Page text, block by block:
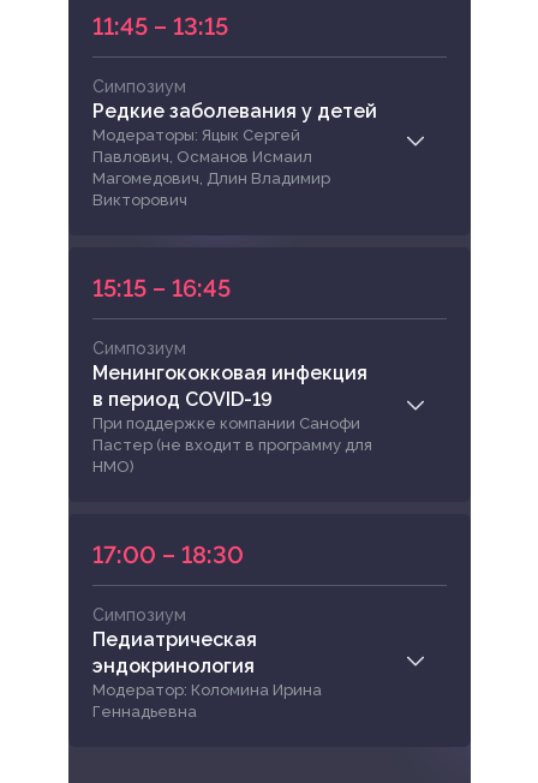
11:45 – 13:15
Симпозиум
Редкие заболевания у детей
Модераторы: Яцык Сергей
Павлович, Османов Исмаил
Магомедович, Длин Владимир
Викторович
15:15 – 16:45
Симпозиум
Менингококковая инфекция
в период COVID-19
При поддержке компании Санофи
Пастер (не входит в программу для
НМО)
17:00 – 18:30
Симпозиум
Педиатрическая
эндокринология
Модератор: Коломина Ирина
Геннадьевна